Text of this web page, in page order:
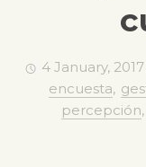
4 January,
encuesta,
percepción,